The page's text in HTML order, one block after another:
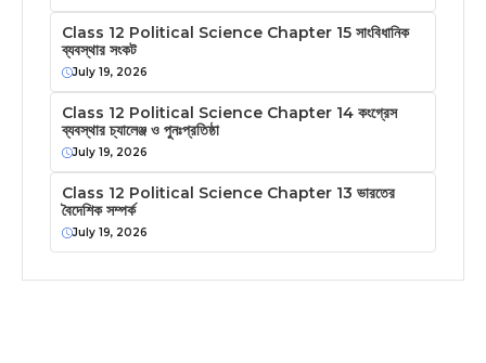
Class 12 Political Science Chapter 15 সাংবিধানিক
ব্যবস্থার সংকট
July 19, 2026
Class 12 Political Science Chapter 14 কংগ্রেস
ব্যবস্থার চ্যালেঞ্জ ও পুনঃপ্রতিষ্ঠা
July 19, 2026
Class 12 Political Science Chapter 13 ভারতের
বৈদেশিক সম্পর্ক
July 19, 2026